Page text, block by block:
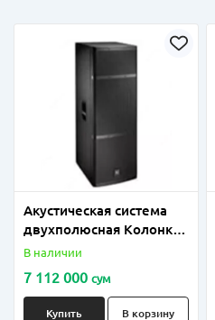
Акустическая система
двухполюсная Колонка
15дюм Модель;
DUAL
В наличии
7 112 000 сум
Купить В корзину